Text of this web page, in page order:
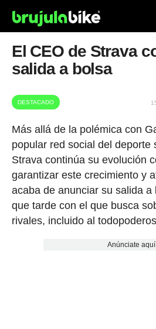
El CEO de Strava
salida a bolsa
DESTACADO
Más allá de la polémica con
popular red social del deporte
Strava continúa su evolución
garantizar este crecimiento y
acaba de anunciar su salida a
que tarde con el que busca
rivales, incluido al
Anúnciate aquí